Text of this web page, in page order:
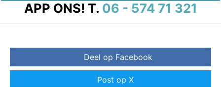
APP ONS! T. 06 - 574 71 321
Deel op Facebook
Post op X